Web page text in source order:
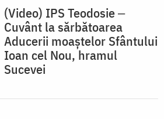
(Video) IPS Teodosie ‒
Cuvânt la sărbătoarea
Aducerii moaștelor Sfântului
Ioan cel Nou, hramul
Sucevei